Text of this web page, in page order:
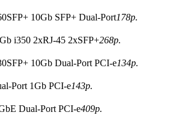
10Gb SFP+ Dual-Port178р.
i350 2xRJ-45 2xSFP+268р.
10Gb Dual-Port PCI-e134р.
Port 1Gb PCI-e143р.
Dual-Port PCI-e409р.